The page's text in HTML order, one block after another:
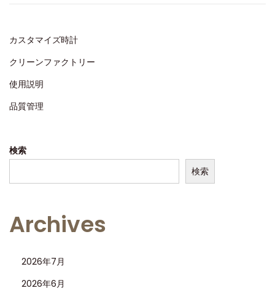
n
6
カスタマイズ時計
クリーンファクトリー
使用説明
品質管理
検索
検索
Archives
2026年7月
2026年6月